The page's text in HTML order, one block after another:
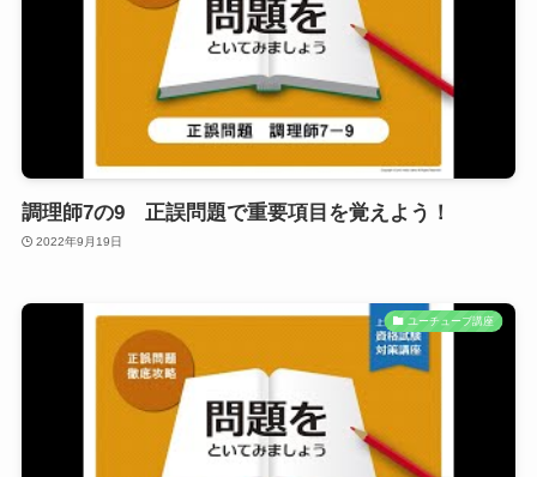
調理師7の9 正誤問題で重要項目を覚えよう！
2022年9月19日
ユーチューブ講座